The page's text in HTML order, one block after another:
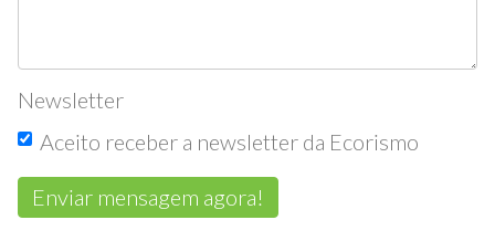
Newsletter
Aceito receber a newsletter da Ecorismo
Enviar mensagem agora!